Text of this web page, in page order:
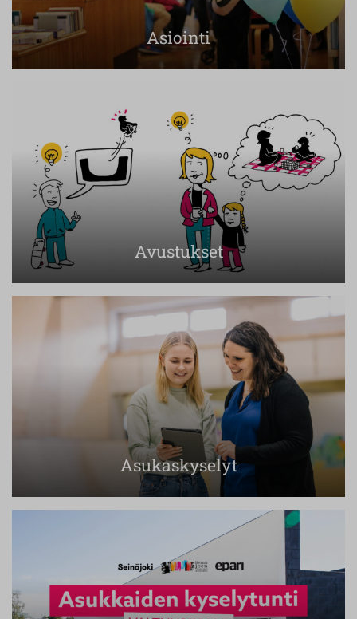
Asiointi
Avustukset
Asukaskyselyt